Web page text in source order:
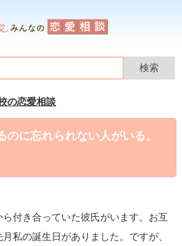
の恋愛相談
のに忘れられない人がいる。
付き合っていた彼氏がいます。お互
私の誕生日がありました。ですが、